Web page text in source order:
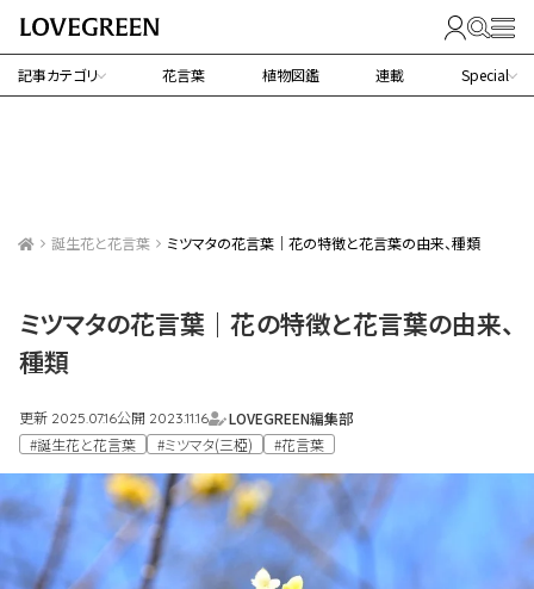
記事カテゴリ 花言葉 植物図鑑 連載 Special
誕生花と花言葉 ミツマタの花言葉｜花の特徴と花言葉の由来、種類
ミツマタの花言葉｜花の特徴と花言葉の由来、
種類
更新 2025.07.16公開 2023.11.16
LOVEGREEN編集部
#誕生花と花言葉
#ミツマタ(三椏) #花言葉